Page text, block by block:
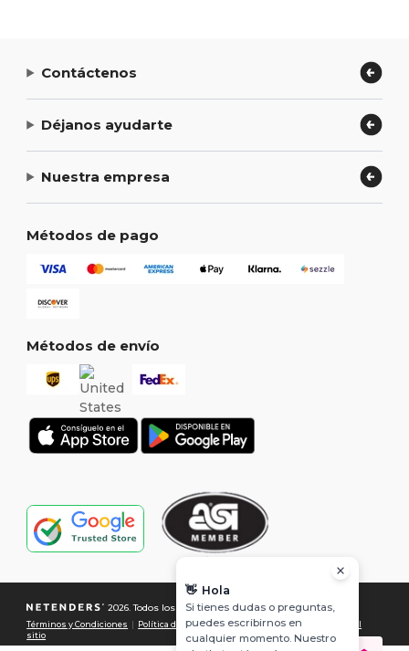
Contáctenos
Déjanos ayudarte
Nuestra empresa
Métodos de pago
Métodos de envío
2026. Todos los derechos reservados
Términos y Condiciones Política de Privacidad |Política de Cookies
sitio
👋 Hola
Si tienes dudas o preguntas,
puedes escribirnos en
cualquier momento. Nuestro